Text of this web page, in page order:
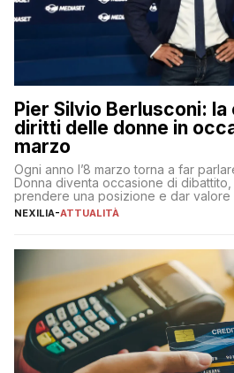
Pier Silvio Berlusconi:
diritti delle donne in
marzo
Ogni anno l’8 marzo torna a far
Donna diventa occasione di
prendere una posizione e dar valore
sua complessità e crucialità. A
NEXILIA-ATTUALITÀ